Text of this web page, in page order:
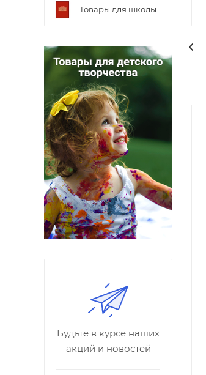
Товары для школы
Будьте в курсе наших
акций и новостей